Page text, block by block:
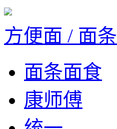
方便面 / 面条
面条面食
康师傅